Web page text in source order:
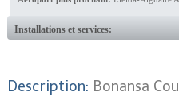
Installations et services:
Description: Bonansa